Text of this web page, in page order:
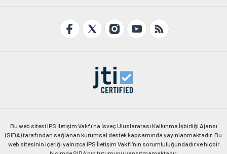
Bu web sitesi IPS İletişim Vakfı'na İsveç Uluslararası Kalkınma İşbirliği Ajansı
(SIDA) tarafından sağlanan kurumsal destek kapsamında yayınlanmaktadır. Bu
web sitesinin içeriği yalnızca IPS İletişim Vakfı'nın sorumluluğundadır ve hiçbir